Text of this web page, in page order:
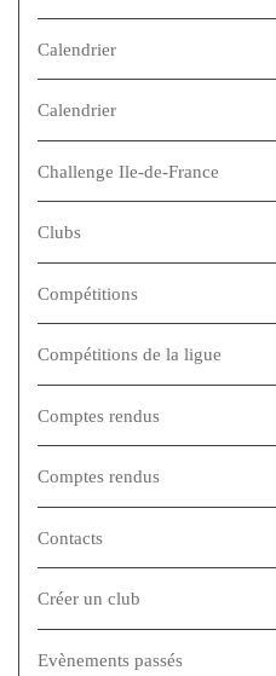
Calendrier
Calendrier
Challenge Ile-de-France
Clubs
Compétitions
Compétitions de la ligue
Comptes rendus
Comptes rendus
Contacts
Créer un club
Evènements passés